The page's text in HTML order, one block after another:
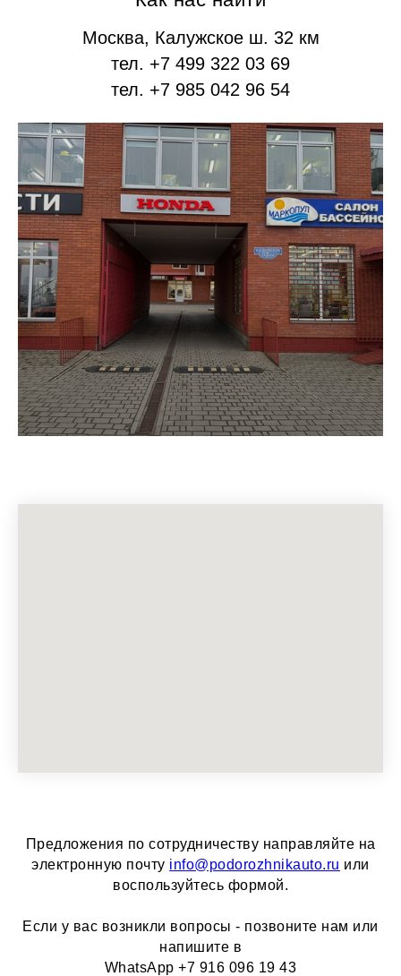
Москва, Калужское ш. 32 км
тел. +7 499 322 03 69
тел. +7 985 042 96 54
Предложения по сотрудничеству направляйте на
электронную почту info@podorozhnikauto.ru или
воспользуйтесь формой.
Если у вас возникли вопросы - позвоните нам или
напишите в
WhatsApp +7 916 096 19 43